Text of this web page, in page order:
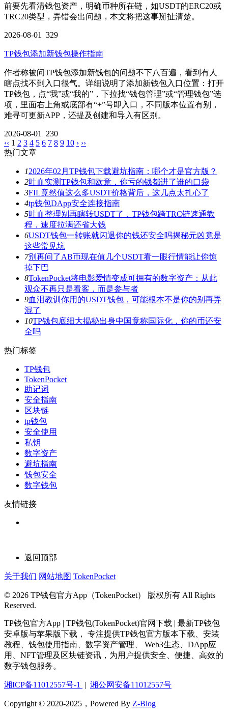
前要先看清钱包资产，明确币种所在链，如USDT的ERC20或
TRC20类型，弄错会出问题，本文将把这事掰扯清楚。
2026-08-01 329
TP钱包添加新钱包操作指南
作者称被问TP钱包添加新钱包的问题不下八百遍，看到有人
瞎点找不到入口很气。详细说明了添加新钱包入口位置：打开
TP钱包，点“我”或“我的”，下拉找“钱包管理”或“管理钱包”选
项，里面右上角或底部有“+”号即入口，不同版本位置有别，
难寻可更新APP，还提及创建和导入有区别。
2026-08-01 230
‹‹ 1 2 3 4 5 6 7 8 9 10 › ››
热门文章
12026年02月TP钱包下载避坑指南：哪个才是官方版？
2吐血实测TP钱包和欧意，你亏的钱都进了谁的口袋
3FIL竟然值这么多USDT价格背后，这几点太扎心了
4tp钱包DApp安全连接指南
5吐血整理别再瞎转USDT了，TP钱包跨TRC链速通教
程，速度拉满还省大钱
6USDT钱包一转账就闪退你的钱还安全吗揭秘元凶竟是
这些常见坑
7别再问了AB币现在值几个USDT看一眼行情能让你惊
掉下巴
8TokenPocket将电影爱情变成可拥有的数字资产：从此
观众不再只是看客，而是参与者
9血泪教训你用的USDT钱包，可能根本不是你的别再弄
混了
10TP钱包底细大揭秘出身中国竟称国际化，你的币还安
全吗
热门标签
TP钱包
TokenPocket
助记词
安全指南
区块链
tp钱包
安全使用
私钥
数字资产
避坑指南
钱包安全
数字钱包
友情链接
返回顶部
关于我们 网站地图 TokenPocket
© 2026 TP钱包官方App（TokenPocket） 版权所有 All Rights
Reserved.
TP钱包官方App | TP钱包(TokenPocket)官网下载 | 最新TP钱包
安卓版与苹果版下载， 专注提供TP钱包官方版本下载、安装
教程、钱包使用指南、数字资产管理、 Web3生态、DApp应
用、NFT管理及区块链资讯，为用户提供安全、便捷、高效的
数字钱包服务。
湘ICP备11012557号-1 | 湘公网安备11012557号
Copyright © 2020-2025，Powered By Z-Blog